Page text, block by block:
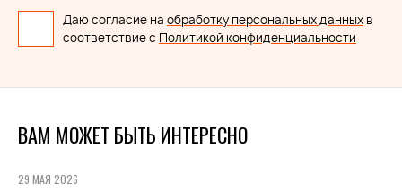
Даю согласие на обработку персональных данных в
соответствие с Политикой конфиденциальности
ВАМ МОЖЕТ БЫТЬ ИНТЕРЕСНО
29 МАЯ 2026